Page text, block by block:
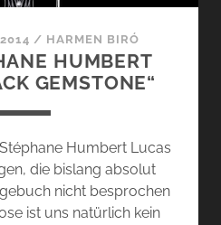
/ HARMEN BIRÓ
HUMBERT
GEMSTONE“
Humbert Lucas
die bislang absolut
nicht besprochen
ist uns natürlich kein